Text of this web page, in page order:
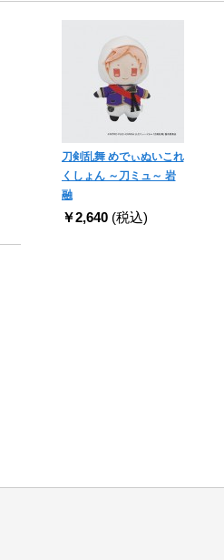
刀剣乱舞 めでぃぬいこれ
くしょん ～刀ミュ～ 岩
融
￥2,640 (税込)